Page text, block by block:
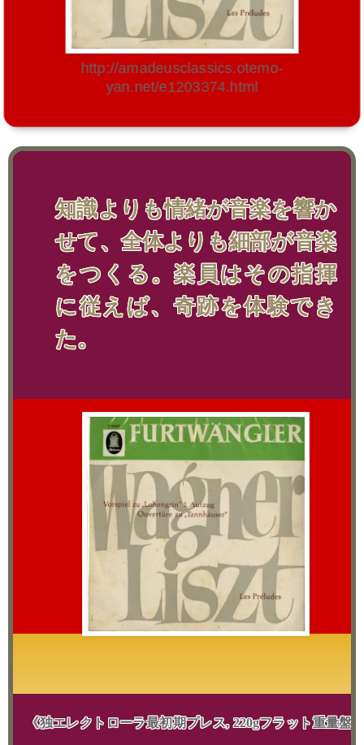
http://amadeusclassics.otemo-
yan.net/e1203374.html
知識よりも情緒が音楽を響か
せて、全体よりも細部が音楽
をつくる。楽員はその指揮
に従えば、奇跡を体験でき
た。
《独エレクトローラ最初期プレス, 220gフラット重量盤